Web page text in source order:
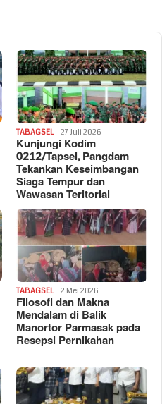
TABAGSEL 27 Juli 2026
Kunjungi Kodim
0212/Tapsel, Pangdam
Tekankan Keseimbangan
Siaga Tempur dan
Wawasan Teritorial
TABAGSEL 2 Mei 2026
Filosofi dan Makna
Mendalam di Balik
Manortor Parmasak pada
Resepsi Pernikahan